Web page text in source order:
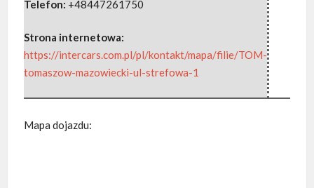
Telefon: +48447261750
Strona internetowa:
https://intercars.com.pl/pl/kontakt/mapa/filie/TOM-
tomaszow-mazowiecki-ul-strefowa-1
Mapa dojazdu: